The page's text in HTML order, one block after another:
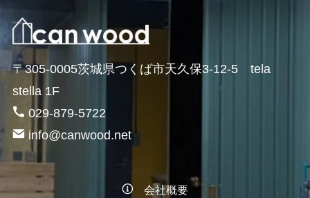
〒305-0005茨城県つくば市天久保3-12-5 tela
stella 1F
029-879-5722
info@canwood.net
会社概要